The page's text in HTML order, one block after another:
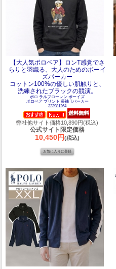
【大人気ポロベア】ロンT感覚でさ
らりと羽織る、大人のためのボーイ
ズパーカー
コットン100%の優しい肌触りと、
洗練されたブラックの競演。
ポロ ラルフローレン ボーイズ
ポロベア プリント 長袖 Tパーカー
323981264
弊社他サイト価格10,890円(税込)
公式サイト限定価格
10,450円(税込)